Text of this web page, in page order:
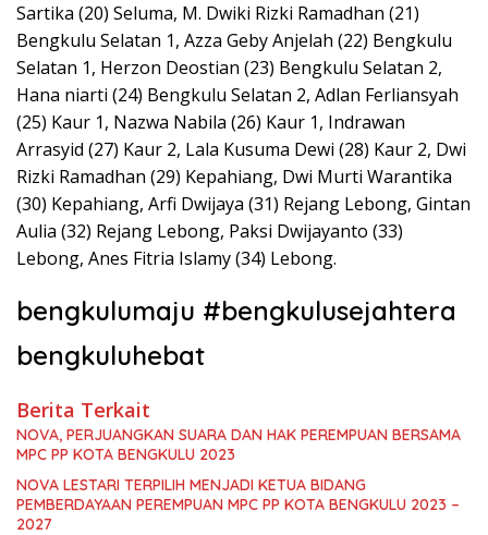
Sartika (20) Seluma, M. Dwiki Rizki Ramadhan (21)
Bengkulu Selatan 1, Azza Geby Anjelah (22) Bengkulu
Selatan 1, Herzon Deostian (23) Bengkulu Selatan 2,
Hana niarti (24) Bengkulu Selatan 2, Adlan Ferliansyah
(25) Kaur 1, Nazwa Nabila (26) Kaur 1, Indrawan
Arrasyid (27) Kaur 2, Lala Kusuma Dewi (28) Kaur 2, Dwi
Rizki Ramadhan (29) Kepahiang, Dwi Murti Warantika
(30) Kepahiang, Arfi Dwijaya (31) Rejang Lebong, Gintan
Aulia (32) Rejang Lebong, Paksi Dwijayanto (33)
Lebong, Anes Fitria Islamy (34) Lebong.
bengkulumaju #bengkulusejahtera
bengkuluhebat
Berita Terkait
NOVA, PERJUANGKAN SUARA DAN HAK PEREMPUAN BERSAMA
MPC PP KOTA BENGKULU 2023
NOVA LESTARI TERPILIH MENJADI KETUA BIDANG
PEMBERDAYAAN PEREMPUAN MPC PP KOTA BENGKULU 2023 –
2027